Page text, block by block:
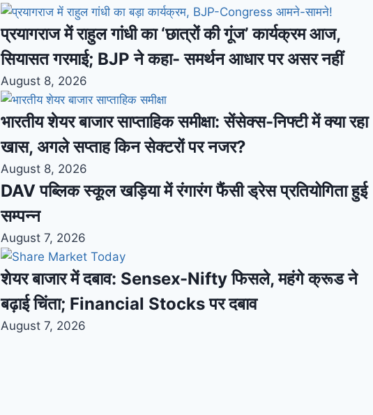
प्रयागराज में राहुल गांधी का ‘छात्रों की गूंज’ कार्यक्रम आज,
सियासत गरमाई; BJP ने कहा- समर्थन आधार पर असर नहीं
August 8, 2026
भारतीय शेयर बाजार साप्ताहिक समीक्षा: सेंसेक्स-निफ्टी में क्या रहा
खास, अगले सप्ताह किन सेक्टरों पर नजर?
August 8, 2026
DAV पब्लिक स्कूल खड़िया में रंगारंग फैंसी ड्रेस प्रतियोगिता हुई
सम्पन्न
August 7, 2026
शेयर बाजार में दबाव: Sensex-Nifty फिसले, महंगे क्रूड ने
बढ़ाई चिंता; Financial Stocks पर दबाव
August 7, 2026